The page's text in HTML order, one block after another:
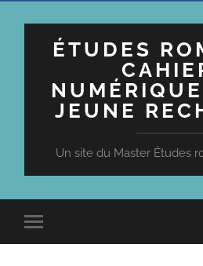
ÉTUDES
JEUNE
Un site du Master Études
Toggle
mobile